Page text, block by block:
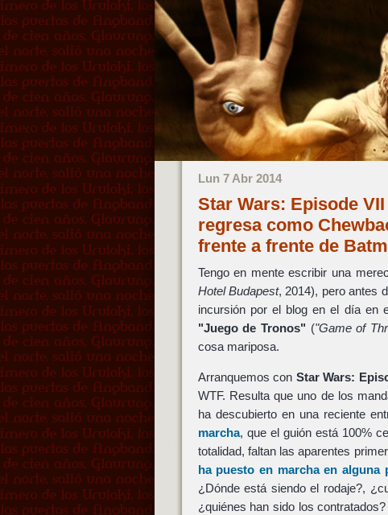
Lun 7 Abr 2014
Star Wars: Episode
regresa como
frente a frente de
Tengo en mente escribir una
Hotel Budapest, 2014), pero antes
incursión por el blog en el día en
"Juego de Tronos" ("Game of
cosa mariposa.
Arranquemos con Star Wars:
WTF. Resulta que uno de los
ha descubierto en una reciente
marcha, que el guión está 100%
totalidad, faltan las aparentes
ha puesto en marcha en
¿Dónde está siendo el rodaje?,
¿quiénes han sido los